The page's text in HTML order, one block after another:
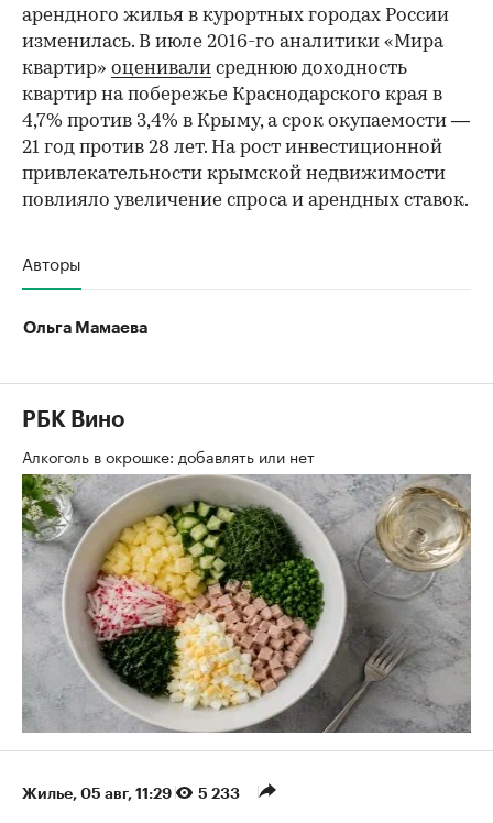
арендного жилья в курортных городах России
изменилась. В июле 2016-го аналитики «Мира
квартир» оценивали среднюю доходность
квартир на побережье Краснодарского края в
4,7% против 3,4% в Крыму, а срок окупаемости —
21 год против 28 лет. На рост инвестиционной
привлекательности крымской недвижимости
повлияло увеличение спроса и арендных ставок.
Авторы
Ольга Мамаева
РБК Вино
Алкоголь в окрошке: добавлять или нет
Жилье⁠, 05 авг, 11:29 5 233